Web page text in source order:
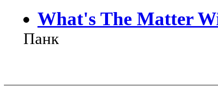
What's The Matter
Панк